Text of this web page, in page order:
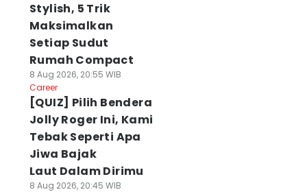
Stylish, 5 Trik
Maksimalkan
Setiap Sudut
Rumah Compact
8 Aug 2026, 20:55 WIB
Career
[QUIZ] Pilih Bendera
Jolly Roger Ini, Kami
Tebak Seperti Apa
Jiwa Bajak
Laut Dalam Dirimu
8 Aug 2026, 20:45 WIB